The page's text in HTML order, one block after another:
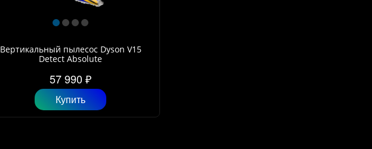
Вертикальный пылесос Dyson V15
Detect Absolute
57 990 ₽
Купить